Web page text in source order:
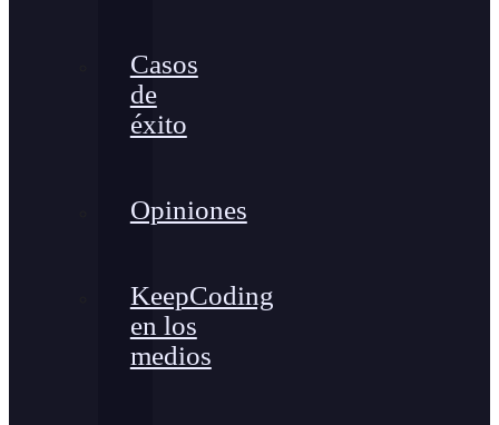
Casos
de
éxito
Opiniones
KeepCoding
en los
medios